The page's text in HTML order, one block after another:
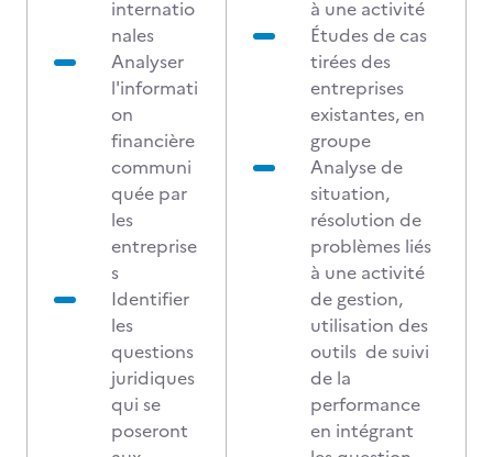
internatio
nales
Analyser
l'informati
on
financière
communi
quée par
les
entreprise
s
Identifier
les
questions
juridiques
qui se
poseront
à une activité
Études de cas
tirées des
entreprises
existantes, en
groupe
Analyse de
situation,
résolution de
problèmes liés
à une activité
de gestion,
utilisation des
outils de suivi
de la
performance
en intégrant